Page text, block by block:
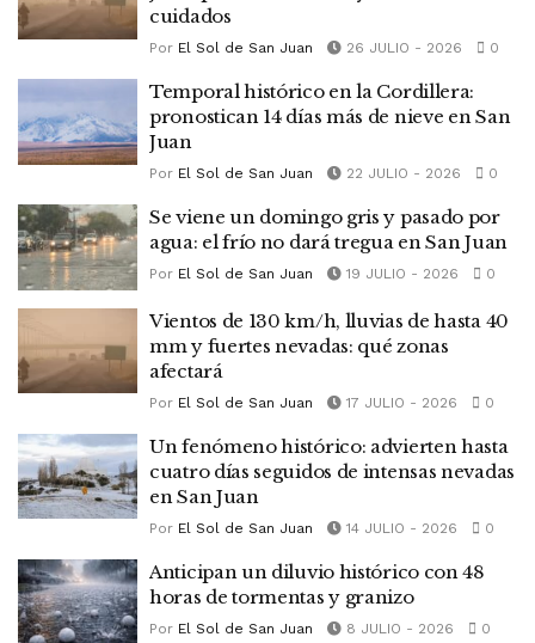
cuidados
Por El Sol de San Juan 26 JULIO - 2026 0
Temporal histórico en la Cordillera:
pronostican 14 días más de nieve en San
Juan
Por El Sol de San Juan 22 JULIO - 2026 0
Se viene un domingo gris y pasado por
agua: el frío no dará tregua en San Juan
Por El Sol de San Juan 19 JULIO - 2026 0
Vientos de 130 km/h, lluvias de hasta 40
mm y fuertes nevadas: qué zonas
afectará
Por El Sol de San Juan 17 JULIO - 2026 0
Un fenómeno histórico: advierten hasta
cuatro días seguidos de intensas nevadas
en San Juan
Por El Sol de San Juan 14 JULIO - 2026 0
Anticipan un diluvio histórico con 48
horas de tormentas y granizo
Por El Sol de San Juan 8 JULIO - 2026 0